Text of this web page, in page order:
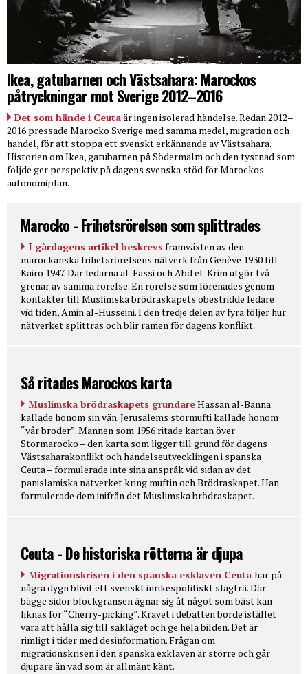
Ikea, gatubarnen och Västsahara: Marockos
påtryckningar mot Sverige 2012–2016
Det som hände i Ceutaär ingen isolerad händelse. Redan 2012–
2016 pressade Marocko Sverige med samma medel, migration och
handel, för att stoppa ett svenskt erkännande av Västsahara.
Historien om Ikea, gatubarnen på Södermalm och den tystnad som
följde ger perspektiv på dagens svenska stöd för Marockos
autonomiplan.
Marocko - Frihetsrörelsen som splittrades
I gårdagens artikel beskrevs framväxten av den
marockanska frihetsrörelsens nätverk från Genève 1930 till
Kairo 1947. Där ledarna al-Fassi och Abd el-Krim utgör två
grenar av samma rörelse. En rörelse som förenades genom
kontakter till Muslimska brödraskapets obestridde ledare
vid tiden, Amin al-Husseini. I den tredje delen av fyra följer hur
nätverket splittras och blir ramen för dagens konflikt.
Så ritades Marockos karta
Muslimska brödraskapets grundareHassan al-Banna
kallade honom sin vän. Jerusalems stormufti kallade honom
“vår broder”. Mannen som 1956 ritade kartan över
Stormarocko – den karta som ligger till grund för dagens
Västsaharakonflikt och händelseutvecklingen i spanska
Ceuta – formulerade inte sina anspråk vid sidan av det
panislamiska nätverket kring muftin och Brödraskapet. Han
formulerade dem inifrån det Muslimska brödraskapet.
Ceuta - De historiska rötterna är djupa
Migrationskrisen i den spanska exklaven Ceuta har på
några dygn blivit ett svenskt inrikespolitiskt slagträ. Där
bägge sidor blockgränsen ägnar sig åt något som bäst kan
liknas för “Cherry-picking”. Kravet i debatten borde istället
vara att hålla sig till sakläget och ge hela bilden. Det är
rimligt i tider med desinformation. Frågan om
migrationskrisen i den spanska exklaven är större och går
djupare än vad som är allmänt känt.